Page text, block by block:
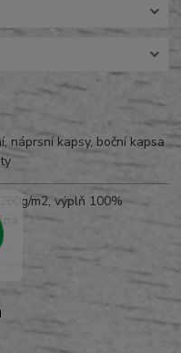
náprsní kapsy, boční kapsa
m2, výplň 100%